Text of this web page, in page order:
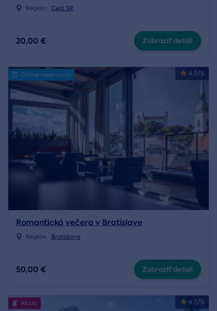
Región: Celá SR
20,00 € Zobraziť detail
4.7/5
Online rezervácia
Romantická večera v Bratislave
Región: Bratislava
50,00 € Zobraziť detail
4.7/5
Akcia